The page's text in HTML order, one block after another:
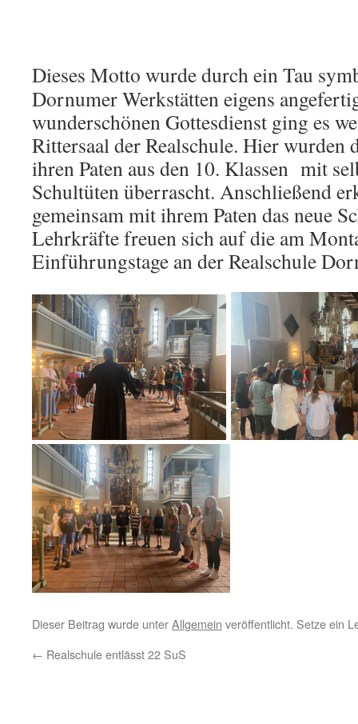
Dieses Motto wurde durch ein Tau
Dornumer Werkstätten eigens
wunderschönen Gottesdienst ging es
Rittersaal der Realschule. Hier wurden
ihren Paten aus den 10. Klassen mit
Schultüten überrascht. Anschließend
gemeinsam mit ihrem Paten das neue
Lehrkräfte freuen sich auf die am
Einführungstage an der Realschule
Dieser Beitrag wurde unterAllgemein veröffentlicht. Setze ein
← Realschule entlässt 22 SuS